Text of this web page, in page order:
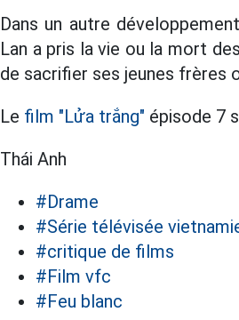
Dans un autre
Lan a pris la vie ou la mort
de sacrifier ses jeunes frères
Le film "Lửa trắng" épisode 7
Thái Anh
#Drame
#Série télévisée
#critique de films
#Film vfc
#Feu blanc